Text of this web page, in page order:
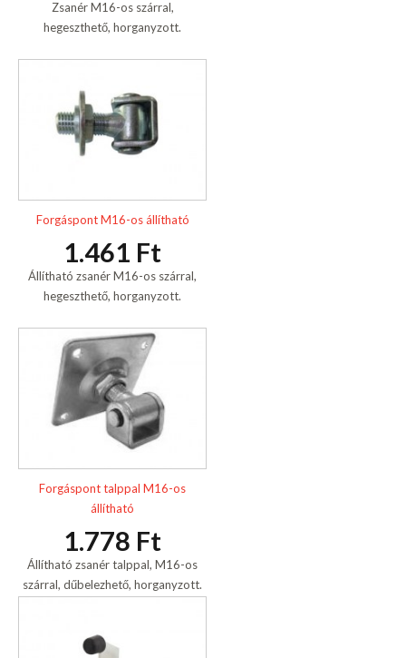
Zsanér M16-os szárral,
hegeszthető, horganyzott.
Forgáspont M16-os állítható
1.461 Ft
Állítható zsanér M16-os szárral,
hegeszthető, horganyzott.
Forgáspont talppal M16-os
állítható
1.778 Ft
Állítható zsanér talppal, M16-os
szárral, dűbelezhető, horganyzott.